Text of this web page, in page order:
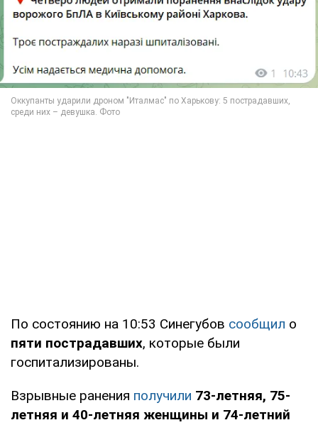
По состоянию на 10:53 Синегубов сообщил о
пяти пострадавших, которые были
госпитализированы.
Взрывные ранения получили 73-летняя, 75-
летняя и 40-летняя женщины и 74-летний